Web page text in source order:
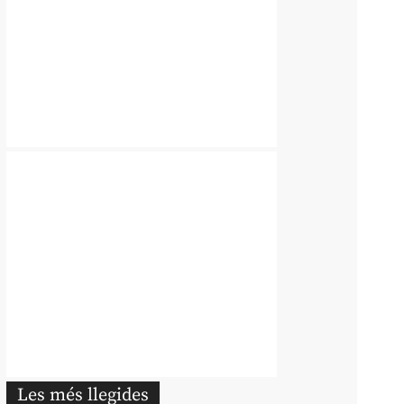
Les més llegides